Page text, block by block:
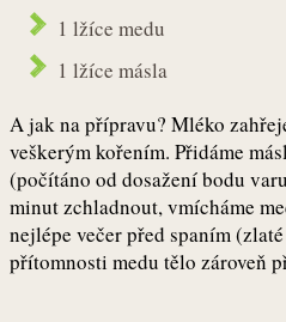
1 lžíce medu
1 lžíce másla
A jak na přípravu? Mléko
veškerým kořením. Přidáme
(počítáno od dosažení bodu
minut zchladnout, vmícháme
nejlépe večer před spaním
přítomnosti medu tělo zároveň